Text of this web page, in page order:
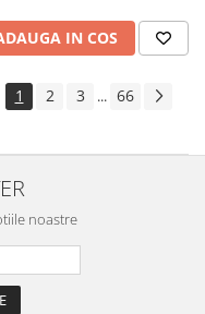
IN COS
1 2 3 ... 66
noastre